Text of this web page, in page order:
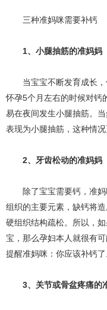
三种准妈咪需要补钙
1、小腿抽筋的准妈妈
当宝宝不断发育成长，
怀孕5个月左右的时候对钙
易在夜间发生小腿抽筋。
表现为小腿抽筋，这种情况
2、牙齿松动的准妈妈
除了宝宝需要钙，准妈
组织的主要元素，缺钙将
硬组织结构疏松。所以，
宝，那么孕妇本人就很有
提醒准妈咪：你应该补钙了
3、关节或骨盆疼痛的